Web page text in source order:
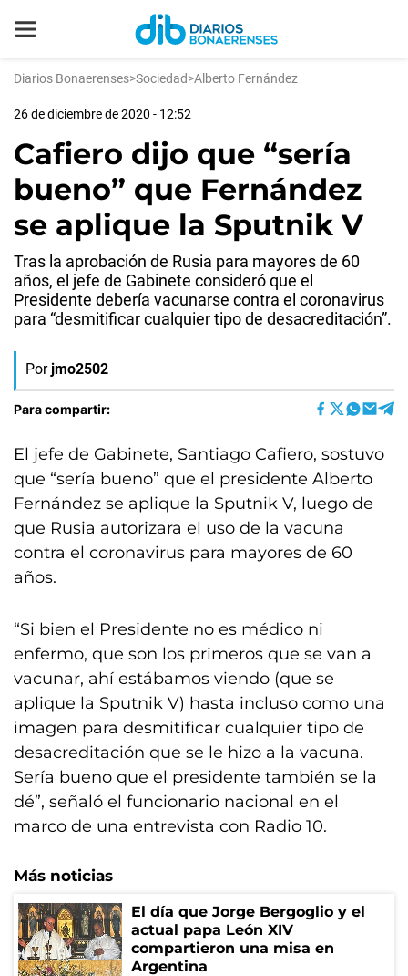
Diarios Bonaerenses>Sociedad>Alberto Fernández
26 de diciembre de 2020 - 12:52
Cafiero dijo que “sería
bueno” que Fernández
se aplique la Sputnik V
Tras la aprobación de Rusia para mayores de 60
años, el jefe de Gabinete consideró que el
Presidente debería vacunarse contra el coronavirus
para “desmitificar cualquier tipo de desacreditación”.
Por jmo2502
Para compartir:
El jefe de Gabinete, Santiago Cafiero, sostuvo
que “sería bueno” que el presidente Alberto
Fernández se aplique la Sputnik V, luego de
que Rusia autorizara el uso de la vacuna
contra el coronavirus para mayores de 60
años.
“Si bien el Presidente no es médico ni
enfermo, que son los primeros que se van a
vacunar, ahí estábamos viendo (que se
aplique la Sputnik V) hasta incluso como una
imagen para desmitificar cualquier tipo de
desacreditación que se le hizo a la vacuna.
Sería bueno que el presidente también se la
dé”, señaló el funcionario nacional en el
marco de una entrevista con Radio 10.
Más noticias
El día que Jorge Bergoglio y el
actual papa León XIV
compartieron una misa en
Argentina